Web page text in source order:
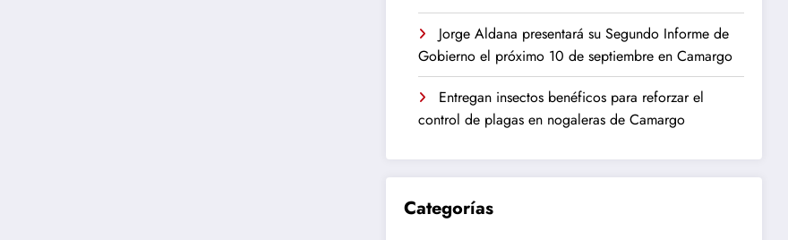
Jorge Aldana presentará su Segundo Informe de
Gobierno el próximo 10 de septiembre en Camargo
Entregan insectos benéficos para reforzar el
control de plagas en nogaleras de Camargo
Categorías